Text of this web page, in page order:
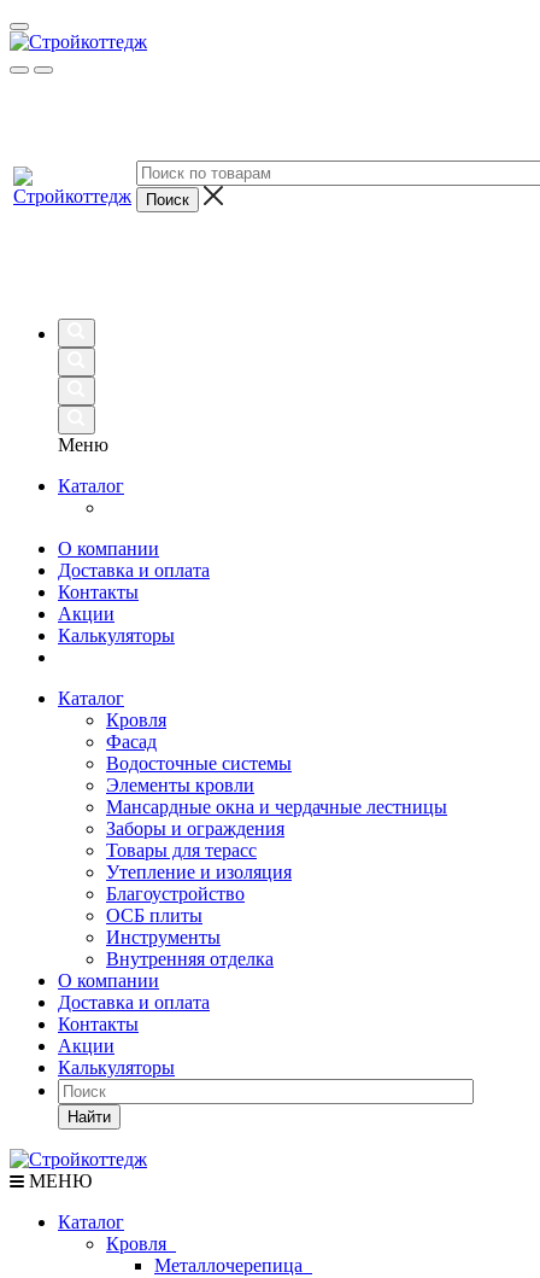
Меню
Каталог
О компании
Доставка и оплата
Контакты
Акции
Калькуляторы
Каталог
Кровля
Фасад
Водосточные системы
Элементы кровли
Мансардные окна и чердачные лестницы
Заборы и ограждения
Товары для терасс
Утепление и изоляция
Благоустройство
ОСБ плиты
Инструменты
Внутренняя отделка
О компании
Доставка и оплата
Контакты
Акции
Калькуляторы
Найти
МЕНЮ
Каталог
Кровля
Металлочерепица